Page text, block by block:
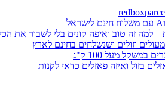
– למה זה טוב ואיפה קונים בלי לשבור את
וזולים ושנשלחים בחינם לארץ
במשקל מעל 100 ק"ג
בזול ואיזה פאזלים כדאי לקנות